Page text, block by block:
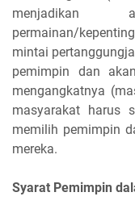
menjadikan
permainan/
mintai
pemimpin dan
mengangkatnya
masyarakat harus
memilih pemimpin
mereka.
Syarat Pemimpin